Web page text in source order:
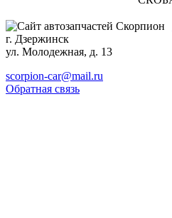
г. Дзержинск
ул. Молодежная, д. 13
scorpion-car@mail.ru
Обратная связь